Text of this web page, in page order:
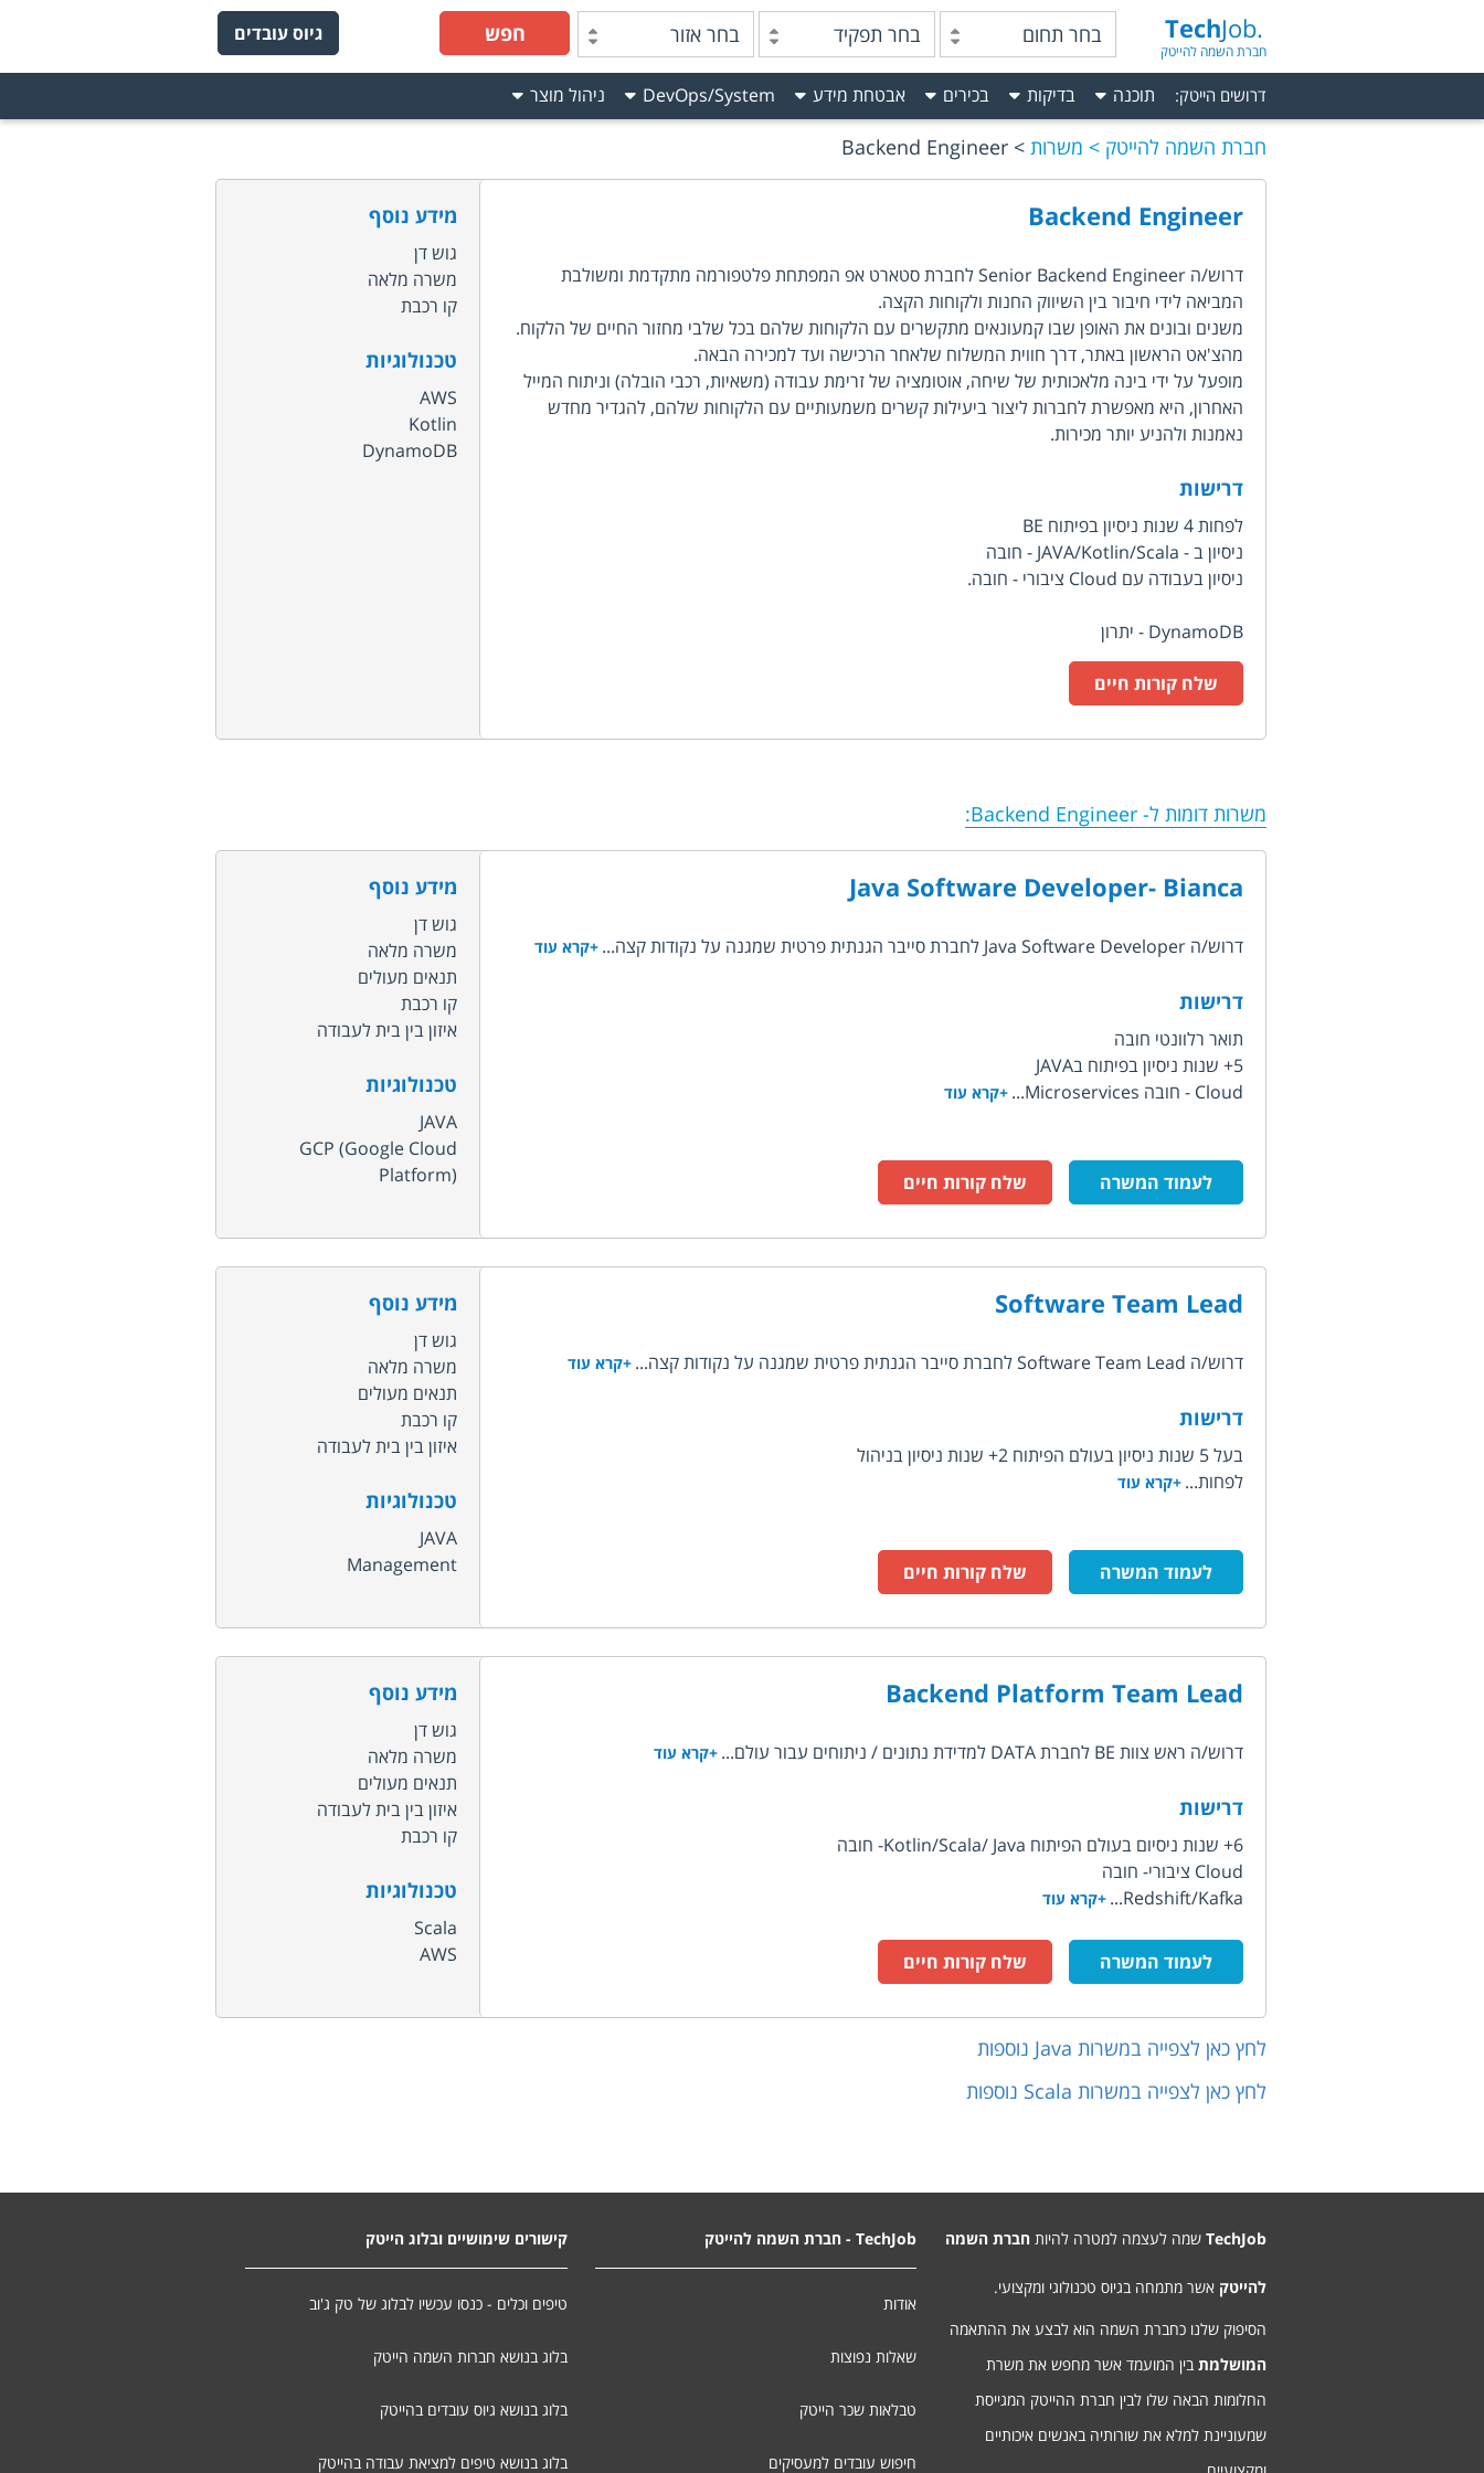
TechJob.
חברת השמה להייטק
בחר תחום בחר תפקיד בחר אזור חפש גיוס עובדים
דרושים הייטק: תוכנה בדיקות בכירים אבטחת מידע DevOps/System ניהול מוצר
חברת השמה להייטק משרות Backend Engineer
Backend Engineer
דרוש/ה Senior Backend Engineer לחברת סטארט אפ המפתחת פלטפורמה מתקדמת ומשולבת
המביאה לידי חיבור בין השיווק החנות ולקוחות הקצה.
משנים ובונים את האופן שבו קמעונאים מתקשרים עם הלקוחות שלהם בכל שלבי מחזור החיים של הלקוח.
מהצ'אט הראשון באתר, דרך חווית המשלוח שלאחר הרכישה ועד למכירה הבאה.
מופעל על ידי בינה מלאכותית של שיחה, אוטומציה של זרימת עבודה (משאיות, רכבי הובלה) וניתוח המייל
האחרון, היא מאפשרת לחברות ליצור ביעילות קשרים משמעותיים עם הלקוחות שלהם, להגדיר מחדש
נאמנות ולהניע יותר מכירות.
דרישות
לפחות 4 שנות ניסיון בפיתוח BE
ניסיון ב - JAVA/Kotlin/Scala - חובה
ניסיון בעבודה עם Cloud ציבורי - חובה.
DynamoDB - יתרון
מידע נוסף
גוש דן
משרה מלאה
קו רכבת
טכנולוגיות
AWS
Kotlin
DynamoDB
שלח קורות חיים
משרות דומות ל- Backend Engineer
:
Java Software Developer- Bianca
דרוש/ה Java Software Developer לחברת סייבר הגנתית פרטית שמגנה על נקודות קצה... +קרא עוד
דרישות
תואר רלוונטי חובה
5+ שנות ניסיון בפיתוח בJAVA
Cloud - חובה Microservices...
+קרא עוד
מידע נוסף
גוש דן
משרה מלאה
תנאים מעולים
קו רכבת
איזון בין בית לעבודה
טכנולוגיות
JAVA
GCP (Google Cloud
Platform)
לעמוד המשרה שלח קורות חיים
Software Team Lead
דרוש/ה Software Team Lead לחברת סייבר הגנתית פרטית שמגנה על נקודות קצה... +קרא עוד
דרישות
בעל 5 שנות ניסיון בעולם הפיתוח 2+ שנות ניסיון בניהול
לפחות... +קרא עוד
מידע נוסף
גוש דן
משרה מלאה
תנאים מעולים
קו רכבת
איזון בין בית לעבודה
טכנולוגיות
JAVA
Management
לעמוד המשרה שלח קורות חיים
Backend Platform Team Lead
דרוש/ה ראש צוות BE לחברת DATA למדידת נתונים / ניתוחים עבור עולם... +קרא עוד
דרישות
6+ שנות ניסיום בעולם הפיתוח Kotlin/Scala/ Java- חובה
Cloud ציבורי- חובה
Redshift/Kafka...
+קרא עוד
מידע נוסף
גוש דן
משרה מלאה
תנאים מעולים
איזון בין בית לעבודה
קו רכבת
טכנולוגיות
Scala
AWS
לעמוד המשרה שלח קורות חיים
לחץ כאן לצפייה במשרות Java נוספות
לחץ כאן לצפייה במשרות Scala נוספות
TechJob שמה לעצמה למטרה להיות חברת השמה
להייטק אשר מתמחה בגיוס טכנולוגי ומקצועי.
הסיפוק שלנו כחברת השמה הוא לבצע את ההתאמה
המושלמת בין המועמד אשר מחפש את משרת
החלומות הבאה שלו לבין חברת ההייטק המגייסת
שמעוניינת למלא את שורותיה באנשים איכותיים
TechJob - חברת השמה להייטק
אודות
שאלות נפוצות
טבלאות שכר הייטק
חיפוש עובדים למעסיקים
קישורים שימושיים ובלוג הייטק
טיפים וכלים - כנסו עכשיו לבלוג של טק ג'וב
בלוג בנושא חברות השמה הייטק
בלוג בנושא גיוס עובדים בהייטק
בלוג בנושא טיפים למציאת עבודה בהייטק